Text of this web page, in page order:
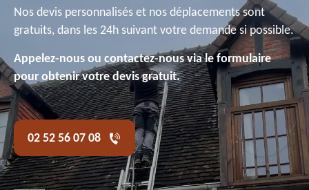
Nos devis personnalisés et nos déplacements sont
gratuits, dans les 24h suivant votre demande si possible.
Appelez-nous ou contactez-nous via le formulaire
pour obtenir votre devis gratuit.
02 52 56 07 08